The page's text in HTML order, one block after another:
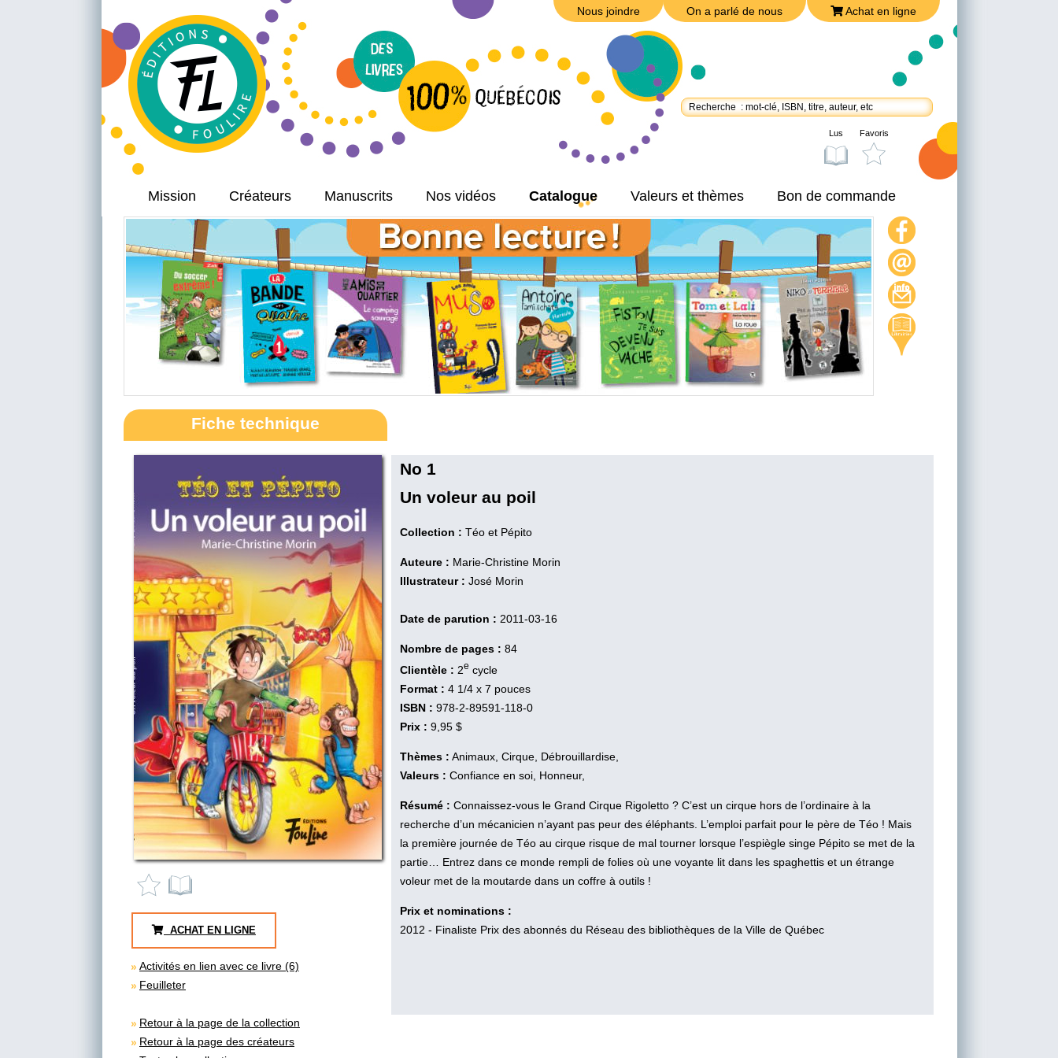
Nous joindre On a parlé de nous Achat en ligne
Mission Créateurs Manuscrits Nos vidéos Catalogue Valeurs et thèmes Bon de commande
On a parlé de nous
Achat en ligne
Nous joindre
Politique de confidentialité
Lus Favoris
Fiche technique
ACHAT EN LIGNE
Activités en lien avec ce livre (6)
Feuilleter
Retour à la page de la collection
Retour à la page des créateurs
No 1
Un voleur au poil
Collection : Téo et Pépito
Auteure : Marie-Christine Morin
Illustrateur : José Morin
Date de parution : 2011-03-16
Nombre de pages : 84
Clientèle : 2e cycle
Format : 4 1/4 x 7 pouces
ISBN : 978-2-89591-118-0
Prix : 9,95 $
Thèmes : Animaux, Cirque, Débrouillardise,
Valeurs : Confiance en soi, Honneur,
Résumé : Connaissez-vous le Grand Cirque Rigoletto ? C’est un cirque hors de l’ordinaire à la
recherche d’un mécanicien n’ayant pas peur des éléphants. L’emploi parfait pour le père de Téo ! Mais
la première journée de Téo au cirque risque de mal tourner lorsque l’espiègle singe Pépito se met de la
partie… Entrez dans ce monde rempli de folies où une voyante lit dans les spaghettis et un étrange
voleur met de la moutarde dans un coffre à outils !
Prix et nominations :
2012 - Finaliste Prix des abonnés du Réseau des bibliothèques de la Ville de Québec